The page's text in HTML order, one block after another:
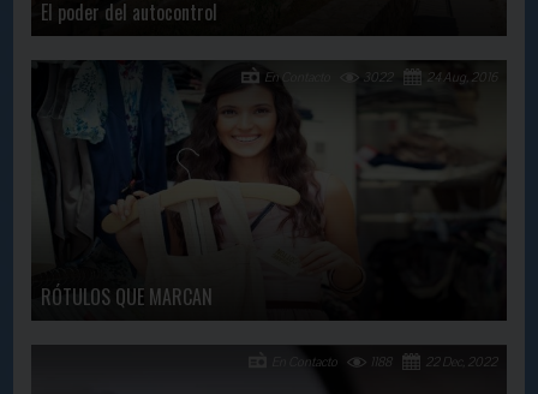
El poder del autocontrol
RÓTULOS QUE MARCAN
24 Aug, 2016
3022
En Contacto
22 Dec, 2022
1188
En Contacto